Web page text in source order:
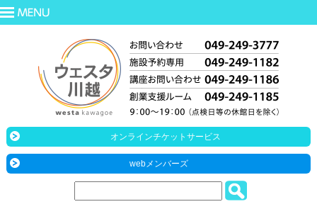
オンラインチケットサービス
webメンバーズ